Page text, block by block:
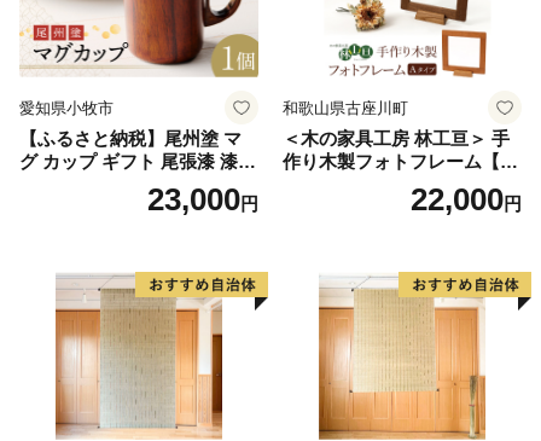
愛知県小牧市
【ふるさと納税】尾州塗 マ
グ カップ ギフト 尾張漆 漆
漆器 漆器工芸 工芸品 芸術性
実用性 抗菌性 美味しく安全
ウイルス効果 お取り寄せ 愛
知県 小牧市 送料無料
23,000円
和歌山県古座川町
＜木の家具工房 林工亘＞ 手
作り木製フォトフレーム【A
22,000円